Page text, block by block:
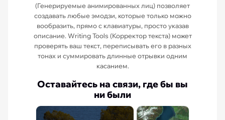
(Генерируемые анимированных лиц) позволяет
создавать любые эмодзи, которые только можно
вообразить, прямо с клавиатуры, просто указав
описание. Writing Tools (Корректор текста) может
проверять ваш текст, переписывать его в разных
тонах и суммировать длинные отрывки одним
касанием.
Оставайтесь на связи, где бы вы
ни были